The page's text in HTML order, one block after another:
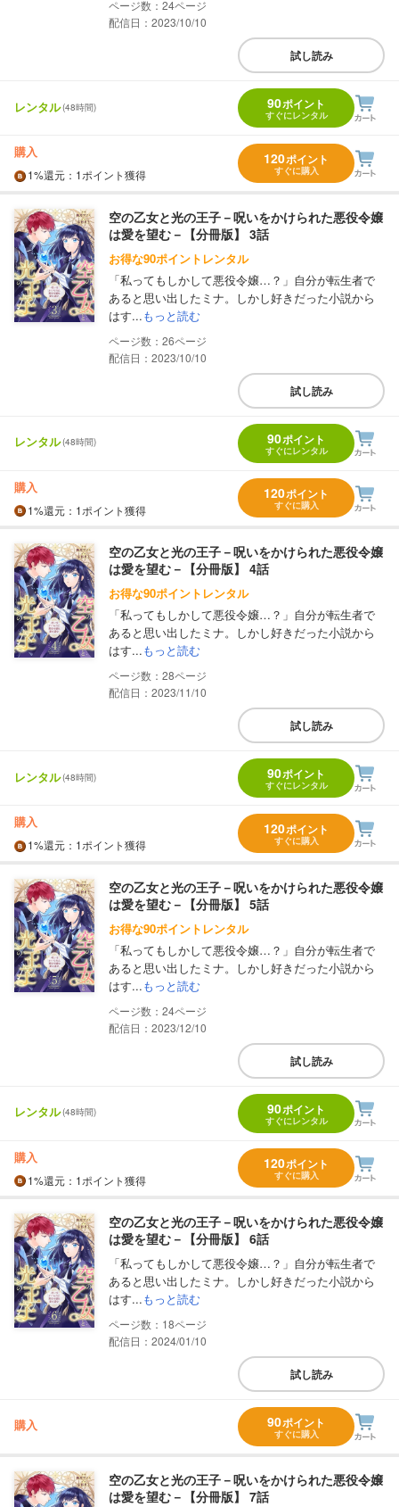
24
配信日：2023/10/10
試し読み
レンタル(48時間) 90ポイント
すぐにレンタル
購入
1%還元 ：1ポイント獲得
120ポイント
すぐに購入
空の乙女と光の王子－呪いをかけられた悪役令嬢
は愛を望む－【分冊版】 3話
お得な90ポイントレンタル
「私ってもしかして悪役令嬢…？」自分が転生者で
あると思い出したミナ。しかし好きだった小説から
はす...もっと読む
26
配信日：2023/10/10
試し読み
レンタル(48時間) 90ポイント
すぐにレンタル
購入
1%還元 ：1ポイント獲得
120ポイント
すぐに購入
空の乙女と光の王子－呪いをかけられた悪役令嬢
は愛を望む－【分冊版】 4話
お得な90ポイントレンタル
「私ってもしかして悪役令嬢…？」自分が転生者で
あると思い出したミナ。しかし好きだった小説から
はす...もっと読む
28
配信日：2023/11/10
試し読み
レンタル(48時間) 90ポイント
すぐにレンタル
購入
1%還元 ：1ポイント獲得
120ポイント
すぐに購入
空の乙女と光の王子－呪いをかけられた悪役令嬢
は愛を望む－【分冊版】 5話
お得な90ポイントレンタル
「私ってもしかして悪役令嬢…？」自分が転生者で
あると思い出したミナ。しかし好きだった小説から
はす...もっと読む
24
配信日：2023/12/10
試し読み
レンタル(48時間) 90ポイント
すぐにレンタル
購入
1%還元 ：1ポイント獲得
120ポイント
すぐに購入
空の乙女と光の王子－呪いをかけられた悪役令嬢
は愛を望む－【分冊版】 6話
「私ってもしかして悪役令嬢…？」自分が転生者で
あると思い出したミナ。しかし好きだった小説から
はす...もっと読む
18
配信日：2024/01/10
試し読み
購入 90ポイント
すぐに購入
空の乙女と光の王子－呪いをかけられた悪役令嬢
は愛を望む－【分冊版】 7話